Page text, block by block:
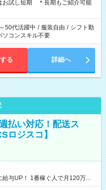
お試し短期 ＊長期もご紹介可能
50代活躍中 / 服装自由 / シフト勤
ソコンスキル不要
る 詳細へ
払い対応！配送ス
ロジスコ】
与UP！ 1番稼ぐ人で月120万ほ